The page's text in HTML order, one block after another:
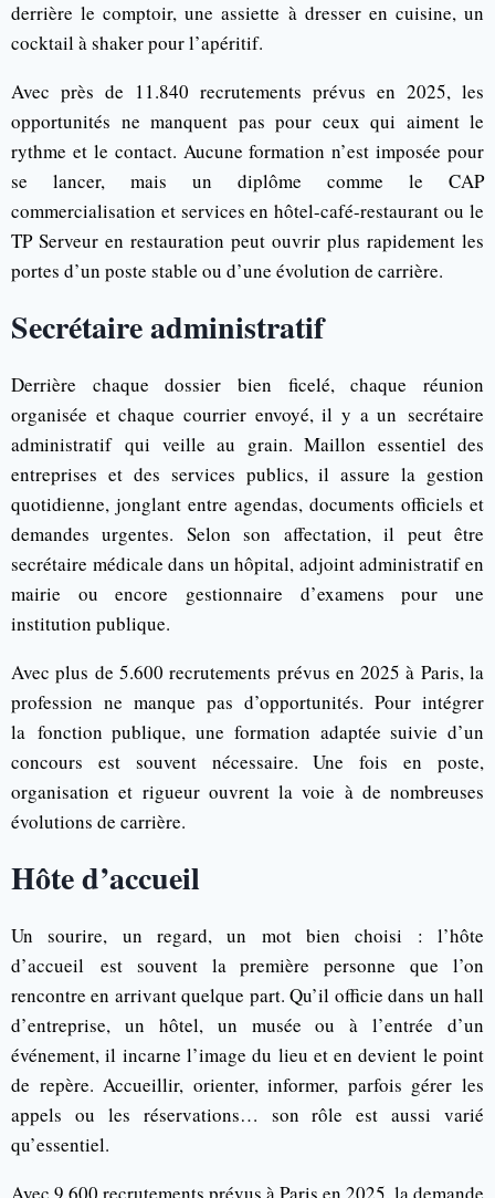
derrière le comptoir, une assiette à dresser en cuisine, un
cocktail à shaker pour l’apéritif.
Avec près de 11.840 recrutements prévus en 2025, les
opportunités ne manquent pas pour ceux qui aiment le
rythme et le contact. Aucune formation n’est imposée pour
se lancer, mais un diplôme comme le CAP
commercialisation et services en hôtel-café-restaurant ou le
TP Serveur en restauration peut ouvrir plus rapidement les
portes d’un poste stable ou d’une évolution de carrière.
Secrétaire administratif
Derrière chaque dossier bien ficelé, chaque réunion
organisée et chaque courrier envoyé, il y a un secrétaire
administratif qui veille au grain. Maillon essentiel des
entreprises et des services publics, il assure la gestion
quotidienne, jonglant entre agendas, documents officiels et
demandes urgentes. Selon son affectation, il peut être
secrétaire médicale dans un hôpital, adjoint administratif en
mairie ou encore gestionnaire d’examens pour une
institution publique.
Avec plus de 5.600 recrutements prévus en 2025 à Paris, la
profession ne manque pas d’opportunités. Pour intégrer
la fonction publique, une formation adaptée suivie d’un
concours est souvent nécessaire. Une fois en poste,
organisation et rigueur ouvrent la voie à de nombreuses
évolutions de carrière.
Hôte d’accueil
Un sourire, un regard, un mot bien choisi : l’hôte
d’accueil est souvent la première personne que l’on
rencontre en arrivant quelque part. Qu’il officie dans un hall
d’entreprise, un hôtel, un musée ou à l’entrée d’un
événement, il incarne l’image du lieu et en devient le point
de repère. Accueillir, orienter, informer, parfois gérer les
appels ou les réservations… son rôle est aussi varié
qu’essentiel.
Avec 9.600 recrutements prévus à Paris en 2025, la demande